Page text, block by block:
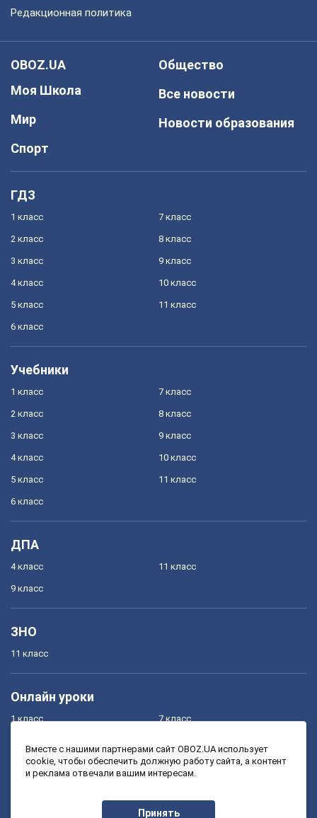
Редакционная политика
OBOZ.UA
Моя Школа
Мир
Спорт
Общество
Все новости
Новости образования
ГДЗ
1 класс
2 класс
3 класс
4 класс
5 класс
6 класс
7 класс
8 класс
9 класс
10 класс
11 класс
Учебники
1 класс
2 класс
3 класс
4 класс
5 класс
6 класс
7 класс
8 класс
9 класс
10 класс
11 класс
ДПА
4 класс
9 класс
11 класс
ЗНО
11 класс
Онлайн уроки
1 класс
3 класс
7 класс
9 класс
Вместе с нашими партнерами сайт OBOZ.UA использует
cookie, чтобы обеспечить должную работу сайта, а контент
и реклама отвечали вашим интересам.
Принять